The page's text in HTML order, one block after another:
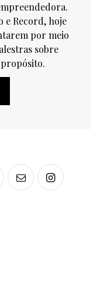
e Record, hoje
por meio
sobre